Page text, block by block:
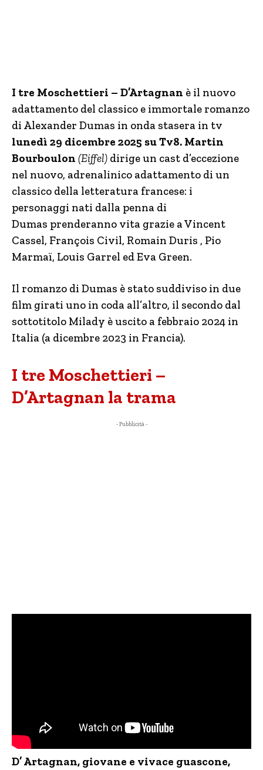
I tre Moschettieri – D’Artagnan è il nuovo
adattamento del classico e immortale romanzo
di Alexander Dumas in onda stasera in tv
lunedì 29 dicembre 2025 su Tv8. Martin
Bourboulon (Eiffel) dirige un cast d’eccezione
nel nuovo, adrenalinico adattamento di un
classico della letteratura francese: i
personaggi nati dalla penna di
Dumas prenderanno vita grazie a Vincent
Cassel, François Civil, Romain Duris , Pio
Marmaï, Louis Garrel ed Eva Green.
Il romanzo di Dumas è stato suddiviso in due
film girati uno in coda all’altro, il secondo dal
sottotitolo Milady è uscito a febbraio 2024 in
Italia (a dicembre 2023 in Francia).
I tre Moschettieri –
D’Artagnan la trama
- Pubblicità -
D’ Artagnan, giovane e vivace guascone,